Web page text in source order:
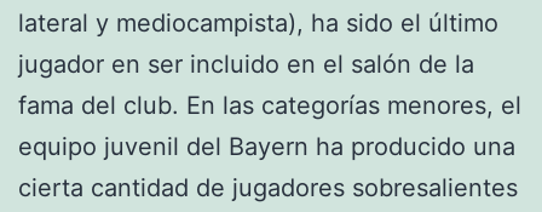
lateral y mediocampista), ha sido el último
jugador en ser incluido en el salón de la
fama del club. En las categorías menores, el
equipo juvenil del Bayern ha producido una
cierta cantidad de jugadores sobresalientes